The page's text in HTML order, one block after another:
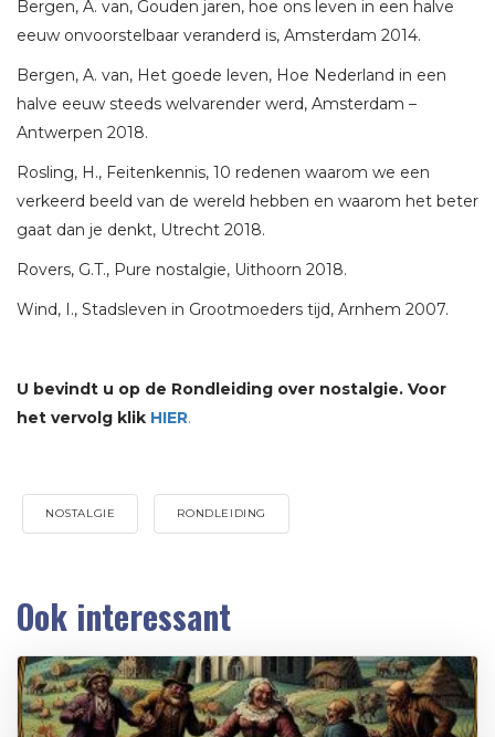
Bergen, A. van, Gouden jaren, hoe ons leven in een halve
eeuw onvoorstelbaar veranderd is, Amsterdam 2014.
Bergen, A. van, Het goede leven, Hoe Nederland in een
halve eeuw steeds welvarender werd, Amsterdam –
Antwerpen 2018.
Rosling, H., Feitenkennis, 10 redenen waarom we een
verkeerd beeld van de wereld hebben en waarom het beter
gaat dan je denkt, Utrecht 2018.
Rovers, G.T., Pure nostalgie, Uithoorn 2018.
Wind, I., Stadsleven in Grootmoeders tijd, Arnhem 2007.
U bevindt u op de Rondleiding over nostalgie. Voor
het vervolg klik HIER.
NOSTALGIE RONDLEIDING
Ook interessant